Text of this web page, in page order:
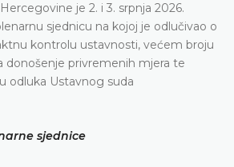
je 2. i 3. srpnja 2026.
sjednicu na kojoj je odlučivao o
kontrolu ustavnosti, većem broju
donošenje privremenih mjera te
odluka Ustavnog suda
sjednice